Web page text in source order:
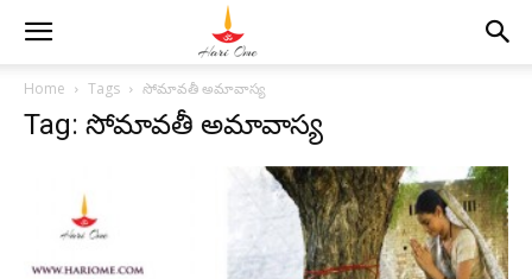
Home Tags సోమావతీ అమావాస్య
Tag: సోమావతీ అమావాస్య